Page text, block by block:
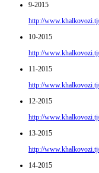
9-2015
http://
10-2015
http://
11-2015
http://
12-2015
http://
13-2015
http://
14-2015